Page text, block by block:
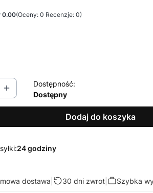
0.00(Oceny: 0 Recenzje: 0)
Dostępność:
Dostępny
Dodaj do koszyka
24 godziny
dostawa 30 dni zwrot| Szybka